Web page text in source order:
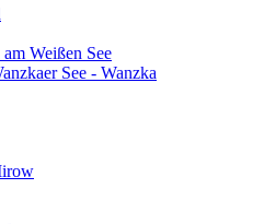
Weißen See
See - Wanzka